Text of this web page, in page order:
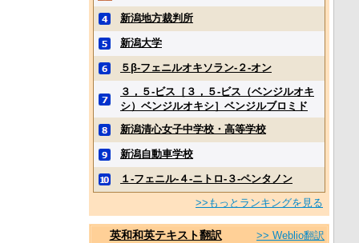
新潟地方裁判所
新潟大学
５β‐フェニルオキソラン‐２‐オン
３，５‐ビス［３，５‐ビス（ベンジルオキ
シ）ベンジルオキシ］ベンジルブロミド
新潟清心女子中学校・高等学校
新潟自動車学校
１‐フェニル‐４‐ニトロ‐３‐ペンタノン
>>もっとランキングを見る
英和和英テキスト翻訳 >> Weblio翻訳